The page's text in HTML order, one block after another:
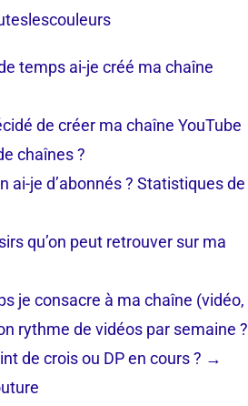
temps ai-je créé ma chaîne
de créer ma chaîne YouTube
chaînes ?
ai-je d’abonnés ? Statistiques de
qu’on peut retrouver sur ma
je consacre à ma chaîne (vidéo,
rythme de vidéos par semaine ?
de crois ou DP en cours ? →